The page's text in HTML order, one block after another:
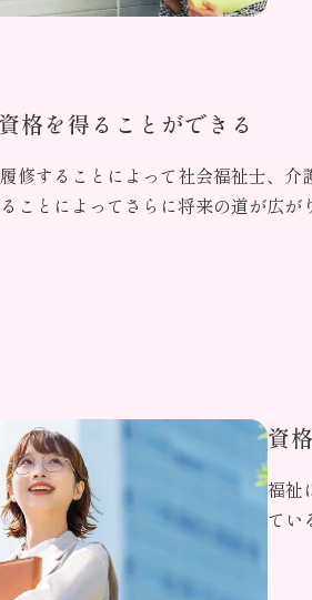
格を得ることができる
修することによって社会福祉士、
ことによってさらに将来の道が広が
資
福祉
てい